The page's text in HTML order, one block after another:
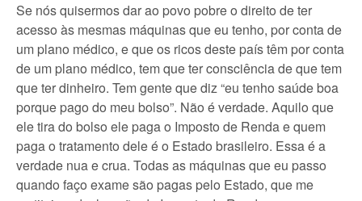
Se nós quisermos dar ao povo pobre o direito de ter
acesso às mesmas máquinas que eu tenho, por conta de
um plano médico, e que os ricos deste país têm por conta
de um plano médico, tem que ter consciência de que tem
que ter dinheiro. Tem gente que diz “eu tenho saúde boa
porque pago do meu bolso”. Não é verdade. Aquilo que
ele tira do bolso ele paga o Imposto de Renda e quem
paga o tratamento dele é o Estado brasileiro. Essa é a
verdade nua e crua. Todas as máquinas que eu passo
quando faço exame são pagas pelo Estado, que me